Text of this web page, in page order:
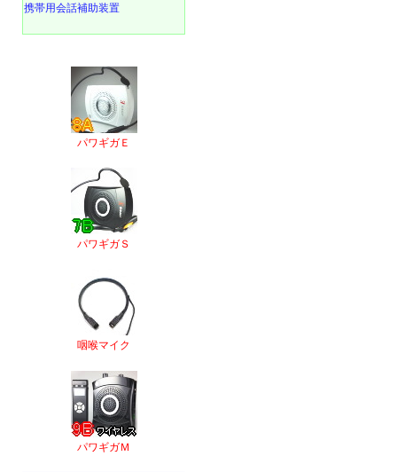
携帯用会話補助装置
パワギガＥ
パワギガＳ
咽喉マイク
パワギガＭ